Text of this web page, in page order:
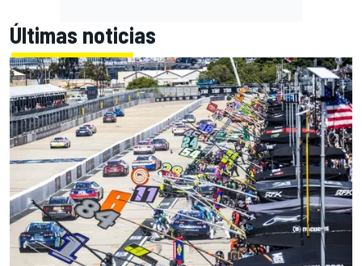
Últimas noticias